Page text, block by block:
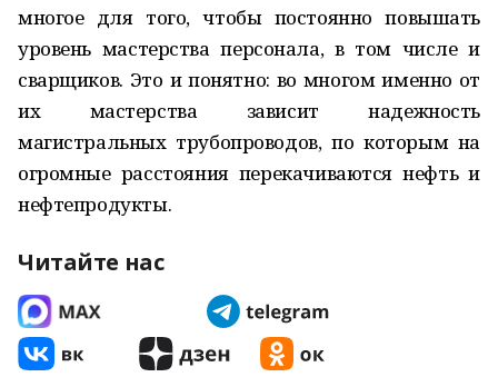
многое для того, чтобы постоянно повышать
уровень мастерства персонала, в том числе и
сварщиков. Это и понятно: во многом именно от
их мастерства зависит надежность
магистральных трубопроводов, по которым на
огромные расстояния перекачиваются нефть и
нефтепродукты.
Читайте нас